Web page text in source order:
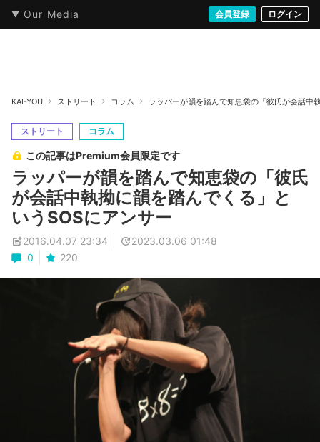
Our Media 会員登録 ログイン
本・文芸 情報化社会 音楽・映像 ゲームストリート
KAI-YOU ストリート コラム ラッパーが韻を踏んで知恵袋の「彼氏が会話中
ストリート コラム
この記事はPremium会員限定です
ラッパーが韻を踏んで知恵袋の「彼氏
が会話中執拗に韻を踏んでくる」と
いうSOSにアンサー
2016.04.07 23:34
2023.03.06 01:48
0
220